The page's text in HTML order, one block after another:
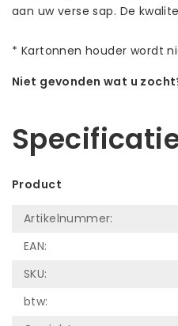
aan uw verse sap. De
* Kartonnen houder wordt
Niet gevonden wat u
Product
Artikelnummer:
EAN:
SKU:
btw: